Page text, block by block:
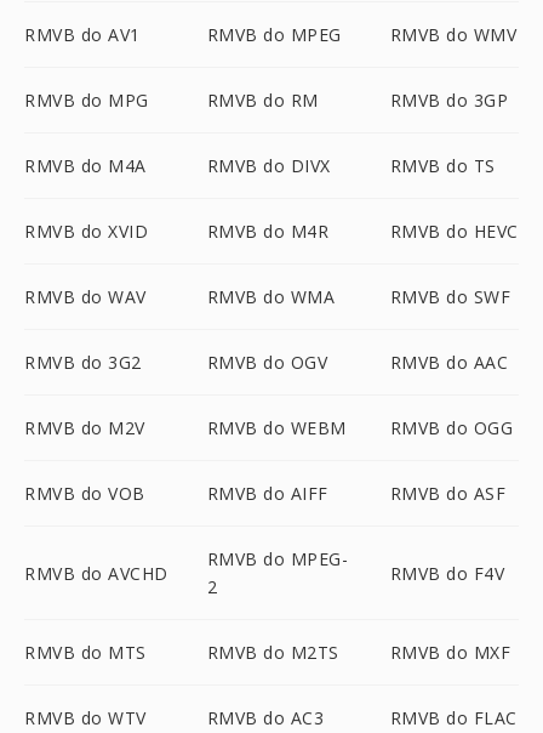
RMVB do AV1 RMVB do MPEG RMVB do WMV
RMVB do MPG RMVB do RM RMVB do 3GP
RMVB do M4A RMVB do DIVX RMVB do TS
RMVB do XVID RMVB do M4R RMVB do HEVC
RMVB do WAV RMVB do WMA RMVB do SWF
RMVB do 3G2 RMVB do OGV RMVB do AAC
RMVB do M2V RMVB do WEBM RMVB do OGG
RMVB do VOB RMVB do AIFF RMVB do ASF
RMVB do AVCHD
RMVB do MPEG-
2
RMVB do F4V
RMVB do MTS RMVB do M2TS RMVB do MXF
RMVB do WTV RMVB do AC3 RMVB do FLAC